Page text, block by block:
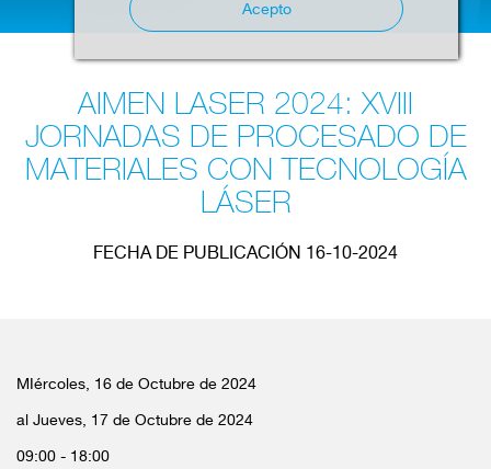
Acepto
AIMEN LASER 2024: XVIII
JORNADAS DE PROCESADO DE
MATERIALES CON TECNOLOGÍA
LÁSER
FECHA DE PUBLICACIÓN 16-10-2024
MIércoles, 16 de Octubre de 2024
al Jueves, 17 de Octubre de 2024
09:00 - 18:00